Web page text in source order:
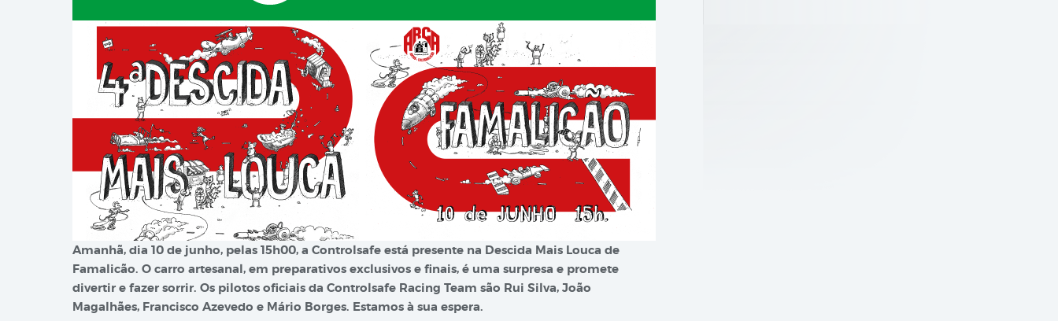
Amanhã, dia 10 de junho, pelas 15h00, a Controlsafe está presente na Descida Mais Louca de
Famalicão. O carro artesanal, em preparativos exclusivos e finais, é uma surpresa e promete
divertir e fazer sorrir. Os pilotos oficiais da Controlsafe Racing Team são Rui Silva, João
Magalhães, Francisco Azevedo e Mário Borges. Estamos à sua espera.